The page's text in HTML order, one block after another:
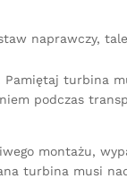
naprawczy,
Pamiętaj turbina
podczas
montażu,
turbina musi